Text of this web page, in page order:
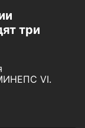
три
VI.